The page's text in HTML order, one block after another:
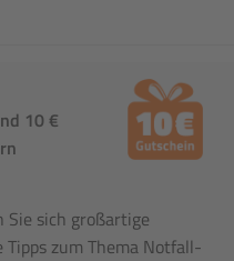
10 €
Sie sich großartige
zum Thema Notfall-